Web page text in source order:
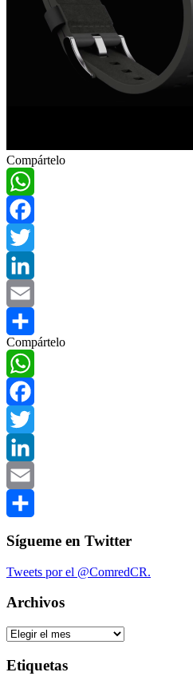
Compártelo
WhatsApp
Facebook
Twitter
LinkedIn
Email
Compartir
Compártelo
WhatsApp
Facebook
Twitter
LinkedIn
Email
Sígueme en Twitter
Tweets por el @ComredCR.
Archivos
Archivos
Etiquetas